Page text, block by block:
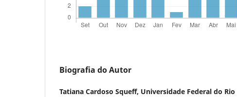
Biografia do Autor
Tatiana Cardoso Squeff, Universidade Federal do